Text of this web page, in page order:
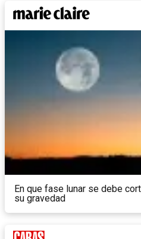
En que fase lunar se debe
su gravedad